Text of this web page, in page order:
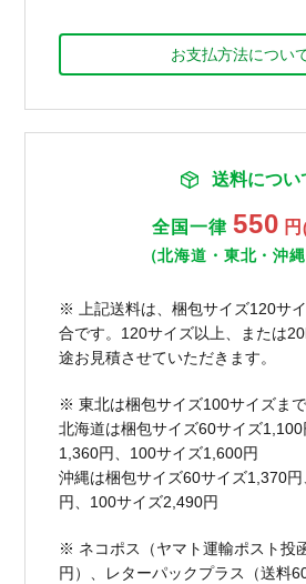
お支払方法につい
送料につい
全国一律 550 円
（北海道・東北・沖縄
※ 上記送料は、梱包サイズ120サ
合です。120サイズ以上、または
途お見積させていただきます。
※ 東北は梱包サイズ100サイズま
北海道は梱包サイズ60サイズ
1,360円、100サイズ1,600円
沖縄は梱包サイズ60サイズ1,370
円、100サイズ2,490円
※ ネコポス（ヤマト運輸ポスト投
円）、レターパックプラス（送料